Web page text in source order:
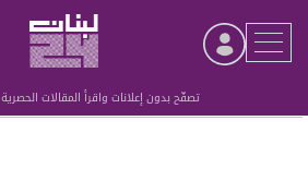
تصفّح بدون إعلانات واقرأ المقالات الحصرية
Advertisement